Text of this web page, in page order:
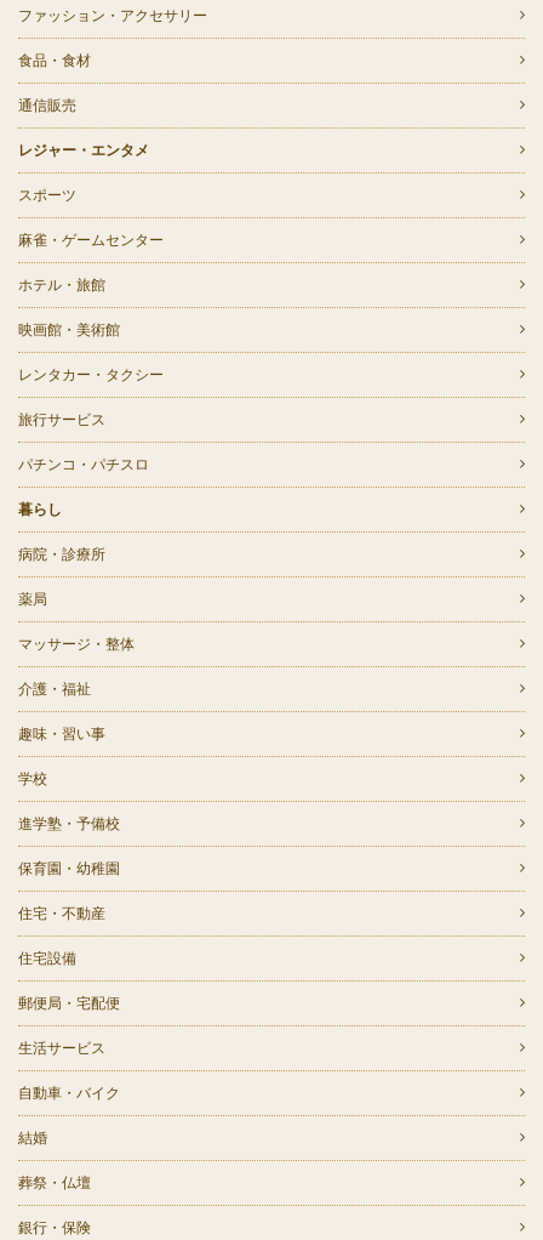
ファッション・アクセサリー
食品・食材
通信販売
レジャー・エンタメ
スポーツ
麻雀・ゲームセンター
ホテル・旅館
映画館・美術館
レンタカー・タクシー
旅行サービス
パチンコ・パチスロ
暮らし
病院・診療所
薬局
マッサージ・整体
介護・福祉
趣味・習い事
学校
進学塾・予備校
保育園・幼稚園
住宅・不動産
住宅設備
郵便局・宅配便
生活サービス
自動車・バイク
結婚
葬祭・仏壇
銀行・保険